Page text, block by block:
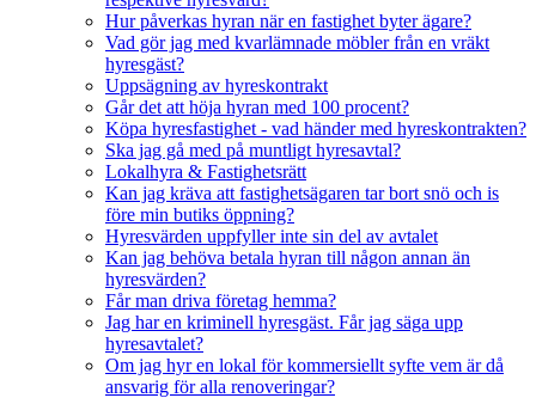
Hur påverkas hyran när en fastighet byter ägare?
Vad gör jag med kvarlämnade möbler från en vräkt
hyresgäst?
Uppsägning av hyreskontrakt
Går det att höja hyran med 100 procent?
Köpa hyresfastighet - vad händer med hyreskontrakten?
Ska jag gå med på muntligt hyresavtal?
Lokalhyra & Fastighetsrätt
Kan jag kräva att fastighetsägaren tar bort snö och is
före min butiks öppning?
Hyresvärden uppfyller inte sin del av avtalet
Kan jag behöva betala hyran till någon annan än
hyresvärden?
Får man driva företag hemma?
Jag har en kriminell hyresgäst. Får jag säga upp
hyresavtalet?
Om jag hyr en lokal för kommersiellt syfte vem är då
ansvarig för alla renoveringar?